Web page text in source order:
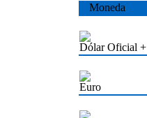
Moneda
Dólar Oficial +
Euro